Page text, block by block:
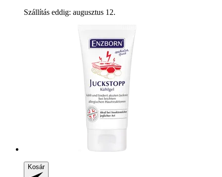
Szállítás eddig: augusztus 12.
Kosár